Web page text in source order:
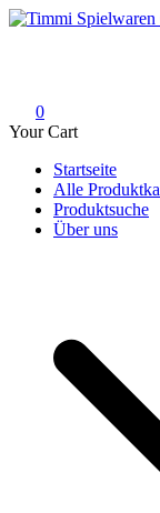
Skip
0
Your Cart
Startseite
Alle
Produktsuche
Über uns